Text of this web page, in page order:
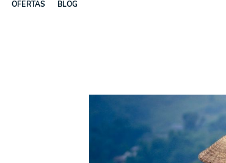
OFERTAS BLOG